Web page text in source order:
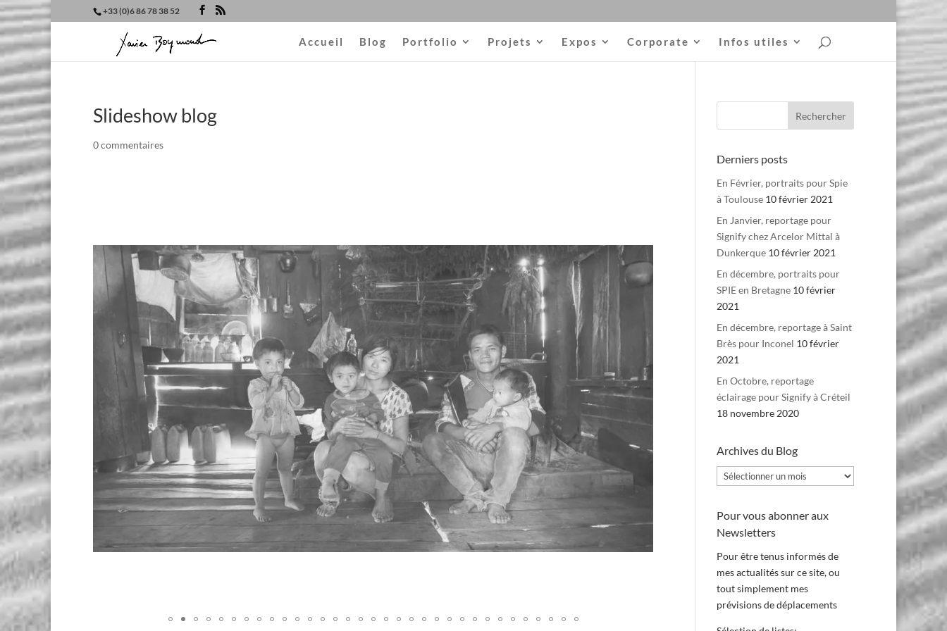
+33 (0)6 86 78 38 52
Accueil Blog Portfolio Projets Expos Corporate Infos utiles
Slideshow blog
0 commentaires
Derniers posts
En Février, portraits pour Spie
à Toulouse 10 février 2021
En Janvier, reportage pour
Signify chez Arcelor Mittal à
Dunkerque 10 février 2021
En décembre, portraits pour
SPIE en Bretagne 10 février
2021
En décembre, reportage à Saint
Brès pour Inconel 10 février
2021
En Octobre, reportage
éclairage pour Signify à Créteil
18 novembre 2020
Archives du Blog
Archives
du
Pour vous abonner aux
Newsletters
Pour être tenus informés de
mes actualités sur ce site, ou
tout simplement mes
prévisions de déplacements